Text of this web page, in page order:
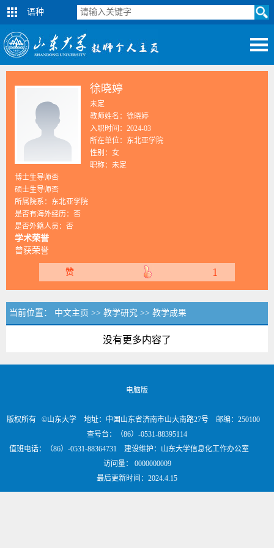
语种
徐晓婷
未定
教师姓名：徐晓婷
入职时间：2024-03
所在单位：东北亚学院
性别：女
职称：未定
博士生导师否
硕士生导师否
所属院系：东北亚学院
是否有海外经历：否
是否外籍人员：否
学术荣誉
曾获荣誉
赞 1
当前位置： 中文主页 >> 教学研究 >> 教学成果
没有更多内容了
电脑版
版权所有 ©山东大学 地址：中国山东省济南市山大南路27号 邮编：250100
查号台：（86）-0531-88395114
值班电话：（86）-0531-88364731 建设维护：山东大学信息化工作办公室
访问量： 0000000009
最后更新时间： 2024.4.15